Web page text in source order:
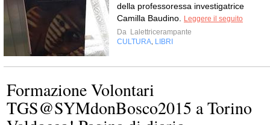
della professoressa investigatrice
Camilla Baudino. Leggere il seguito
Da Lalettricerampante
CULTURA, LIBRI
Formazione Volontari
TGS@SYMdonBosco2015 a Torino